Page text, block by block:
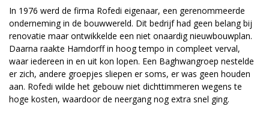
In 1976 werd de firma Rofedi eigenaar, een gerenommeerde
onderneming in de bouwwereld. Dit bedrijf had geen belang bij
renovatie maar ontwikkelde een niet onaardig nieuwbouwplan.
Daarna raakte Hamdorff in hoog tempo in compleet verval,
waar iedereen in en uit kon lopen. Een Baghwangroep nestelde
er zich, andere groepjes sliepen er soms, er was geen houden
aan. Rofedi wilde het gebouw niet dichttimmeren wegens te
hoge kosten, waardoor de neergang nog extra snel ging.